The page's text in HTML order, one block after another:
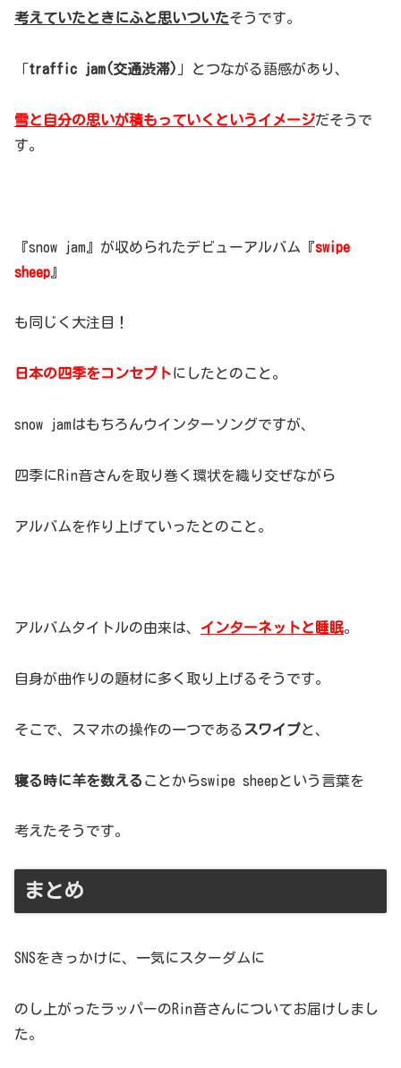
考えていたときにふと思いついたそうです。
「traffic jam(交通渋滞) 」とつながる語感があり、
雪と自分の思いが積もっていくというイメージだそうで
す。
『snow jam』が収められたデビューアルバム『swipe
sheep 』
も同じく大注目！
日本の四季をコンセプトにしたとのこと。
snow jamはもちろんウインターソングですが、
四季にRin音さんを取り巻く環状を織り交ぜながら
アルバムを作り上げていったとのこと。
アルバムタイトルの由来は、 インターネットと睡眠。
自身が曲作りの題材に多く取り上げるそうです。
そこで、スマホの操作の一つである スワイプと、
寝る時に羊を数える ことからswipe sheepという言葉を
考えたそうです。
まとめ
SNSをきっかけに、一気にスターダムに
のし上がったラッパーのRin音さんについてお届けしまし
た。